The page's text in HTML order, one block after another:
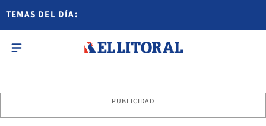
TEMAS DEL DÍA:
PUBLICIDAD